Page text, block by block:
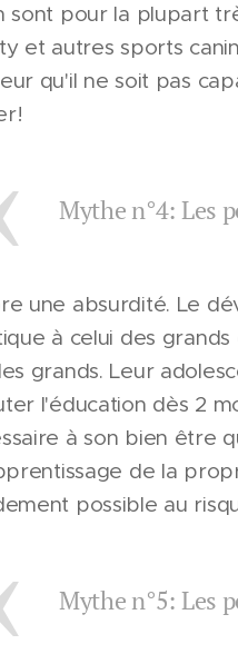
sont pour la plupart
et autres sports
qu'il ne soit pas
Mythe n°4: Les
une absurdité. Le
à celui des
grands. Leur
l'éducation dès 2
à son bien être
de la
possible au
Mythe n°5: Les